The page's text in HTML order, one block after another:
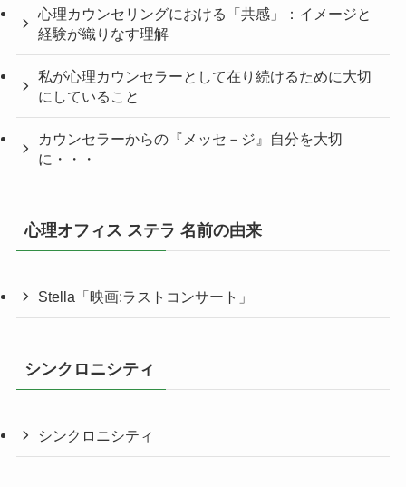
心理カウンセリングにおける「共感」：イメージと
経験が織りなす理解
私が心理カウンセラーとして在り続けるために大切
にしていること
カウンセラーからの『メッセ－ジ』自分を大切
に・・・
心理オフィス ステラ 名前の由来
Stella「映画:ラストコンサート」
シンクロニシティ
シンクロニシティ